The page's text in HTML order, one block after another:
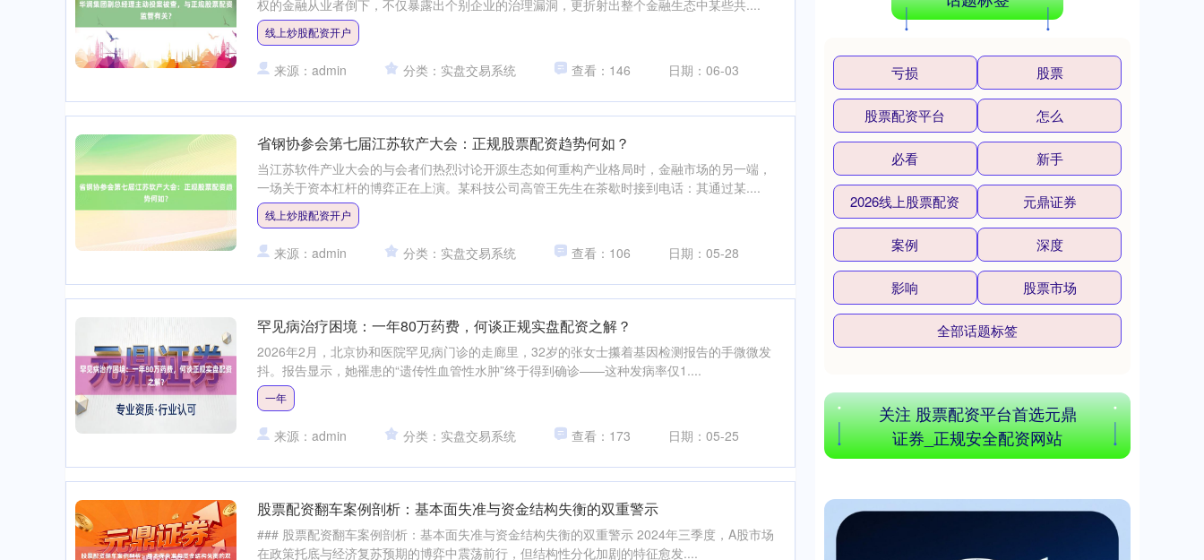
权的金融从业者倒下，不仅暴露出个别企业的治理漏洞，更折射出整个金融生态中某些共....
线上炒股配资开户
来源：admin 分类：实盘交易系统 查看：146 日期：06-03
省钢协参会第七届江苏软产大会：正规股票配资趋势何如？
当江苏软件产业大会的与会者们热烈讨论开源生态如何重构产业格局时，金融市场的另一端，
一场关于资本杠杆的博弈正在上演。某科技公司高管王先生在茶歇时接到电话：其通过某....
线上炒股配资开户
来源：admin 分类：实盘交易系统 查看：106 日期：05-28
罕见病治疗困境：一年80万药费，何谈正规实盘配资之解？
2026年2月，北京协和医院罕见病门诊的走廊里，32岁的张女士攥着基因检测报告的手微微发
抖。报告显示，她罹患的“遗传性血管性水肿”终于得到确诊——这种发病率仅1....
一年
来源：admin 分类：实盘交易系统 查看：173 日期：05-25
股票配资翻车案例剖析：基本面失准与资金结构失衡的双重警示
### 股票配资翻车案例剖析：基本面失准与资金结构失衡的双重警示 2024年三季度，A股市场
在政策托底与经济复苏预期的博弈中震荡前行，但结构性分化加剧的特征愈发....
亏损 股票
股票配资平台 怎么
必看 新手
2026线上股票配资 元鼎证券
案例 深度
影响 股票市场
全部话题标签
关注 股票配资平台首选元鼎
证券_正规安全配资网站